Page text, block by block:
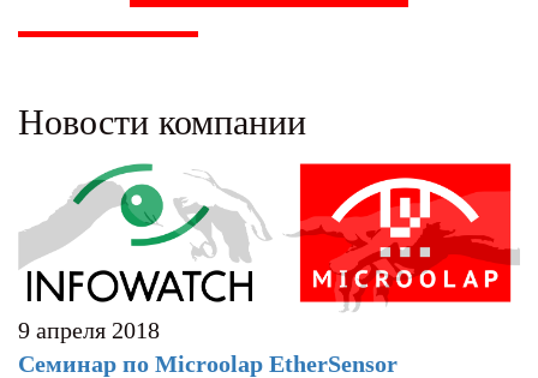
Новости компании
9 апреля 2018
Семинар по Microolap EtherSensor